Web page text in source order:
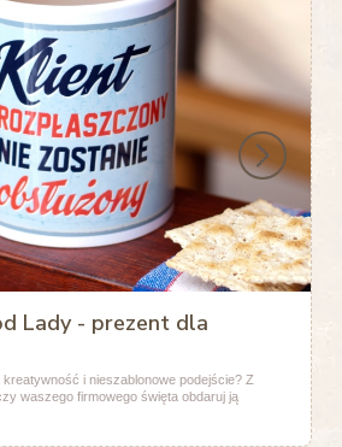
Lady - prezent dla
i nieszablonowe podejście? Z
waszego firmowego święta obdaruj ją